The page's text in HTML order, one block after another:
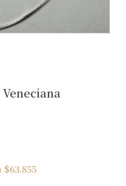
en el carrito.
Veneciana
$63.855